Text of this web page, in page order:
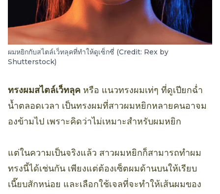
ผมหยิกกับสไตล์เว็ทลุคที่ทำให้ดูเซ็กซี่ (Credit: Rex by
Shutterstock)
ทรงผมสไตล์เว็ทลุค หรือ แนวทรงผมเท่ๆ ที่ดูเปียกฉ่ำ
น้ำตลอดเวลา เป็นทรงผมที่สาวผมหยิกหลายคนอาจม
องข้ามไป เพราะคิดว่าไม่เหมาะสำหรับผมหยิก
แต่ในความเป็นจริงแล้ว สาวผมหยิกก็สามารถทำผม
ทรงนี้ได้เช่นกัน เพียงแต่ต้องเซ็ตผมด้านบนให้เรียบ
เนี๊ยบสักหน่อย และเลือกใช้เจลที่จะทำให้เส้นผมของ